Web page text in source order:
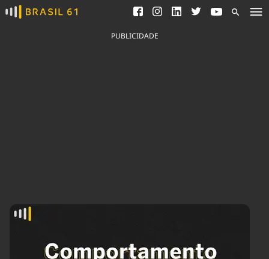
Ver todas as notícias
Saneamento
Indicadores
Agronegócios
Brasil Mineral
Economia
Política
PUBLICIDADE